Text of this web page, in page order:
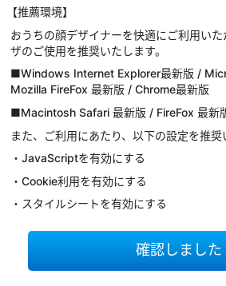
【推薦環境】
おうちの顔デザイナーを快適にご利用い
ザのご使用を推奨いたします。
■Windows Internet Explorer最新版 /
Mozilla FireFox 最新版 / Chrome最新版
■Macintosh Safari 最新版 / FireFox 最新
また、ご利用にあたり、以下の設定を推奨
・JavaScriptを有効にする
・Cookie利用を有効にする
・スタイルシートを有効にする
確認しました